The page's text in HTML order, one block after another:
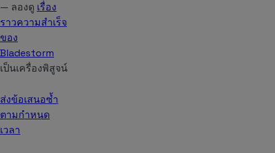
— ลองดู เรื่อง
ราวความสำเร็จ
ของ
Bladestorm
เป็นเครื่องพิสูจน์
ส่งข้อเสนอซ้ำ
ตามกำหนด
เวลา